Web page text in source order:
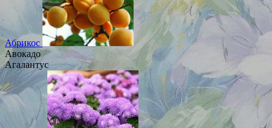
Абрикос
Авокадо
Агалантус